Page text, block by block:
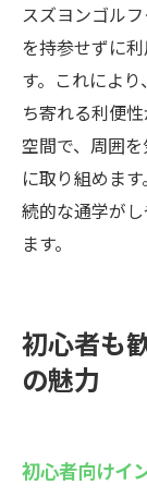
スズヨンゴル
を持参せずに
す。これによ
ち寄れる利便
空間で、周囲
に取り組めま
続的な通学が
ます。
初心者も
の魅力
初心者向けイ